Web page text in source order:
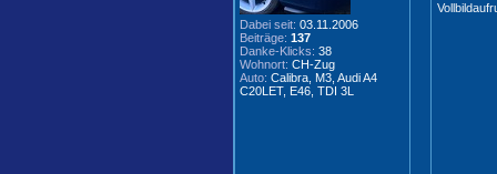
Dabei seit: 03.11.2006
Beiträge: 137
Danke-Klicks: 38
Wohnort: CH-Zug
Auto: Calibra, M3, Audi A4
C20LET, E46, TDI 3L